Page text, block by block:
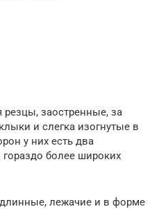
заостренные, за
и слегка изогнутые в
у них есть два
более широких
лежачие и в форме